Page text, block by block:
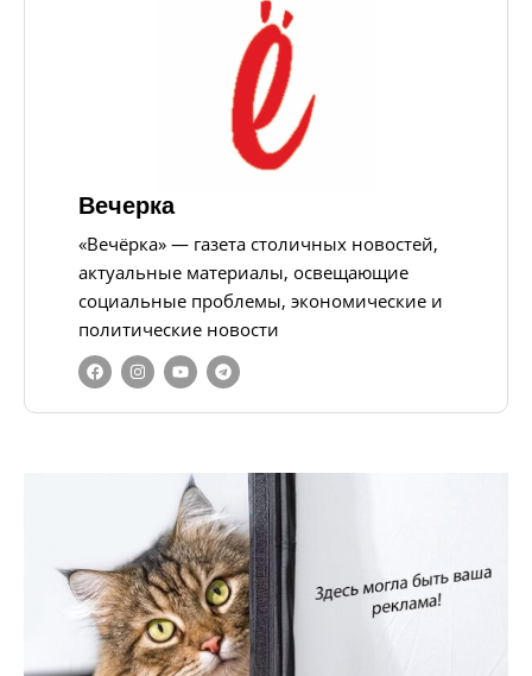
Вечерка
«Вечёрка» — газета столичных новостей,
актуальные материалы, освещающие
социальные проблемы, экономические и
политические новости